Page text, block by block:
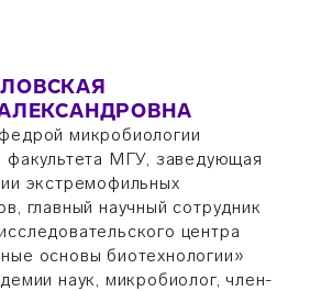
микробиологии
факультета МГУ, заведующая
экстремофильных
главный научный сотрудник
центра
основы биотехнологии»
наук, микробиолог, член-